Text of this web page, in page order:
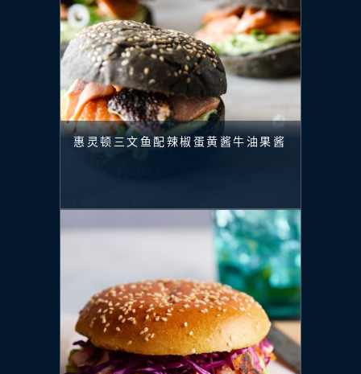
惠灵顿三文鱼配辣椒蛋黄酱牛油果酱